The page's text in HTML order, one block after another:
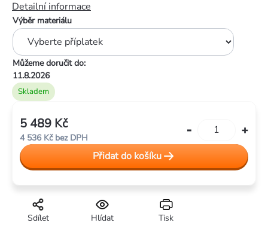
5
hvězdiček.
Skladem
Výběr materiálu
Můžeme doručit do:
11.8.2026
Detailní informace
Tisk
Hlídat
Sdílet
5 489 Kč
4 536 Kčbez DPH
cena:
Přidat do košíku